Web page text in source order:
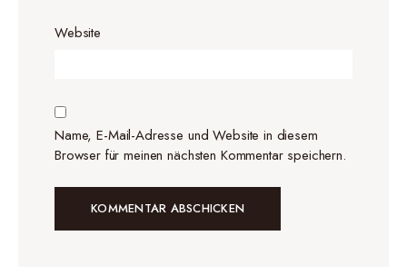
Website
Name, E-Mail-Adresse und Website in diesem
Browser für meinen nächsten Kommentar speichern.